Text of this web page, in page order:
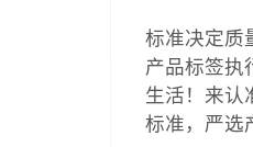
标准决定质
产品标签执
生活！来认
标准，严选